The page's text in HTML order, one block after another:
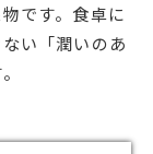
です。食卓に
い「潤いのあ